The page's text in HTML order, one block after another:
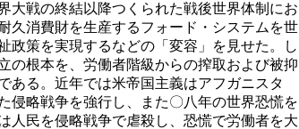
戦の終結以降つくられた戦後世界体制にお
久消費財を生産するフォード・システムを世
政策を実現するなどの「変容」を見せた。し
の根本を、労働者階級からの搾取および被抑
ある。近年では米帝国主義はアフガニスタ
侵略戦争を強行し、また〇八年の世界恐慌を
人民を侵略戦争で虐殺し、恐慌で労働者を大